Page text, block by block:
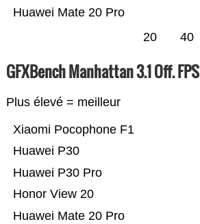
Huawei Mate 20 Pro
20 40
GFXBench Manhattan 3.1 Off. FPS
Plus élevé = meilleur
Huawei Mate 20 Pro
Honor View 20
Huawei P30 Pro
Huawei P30
Xiaomi Pocophone F1